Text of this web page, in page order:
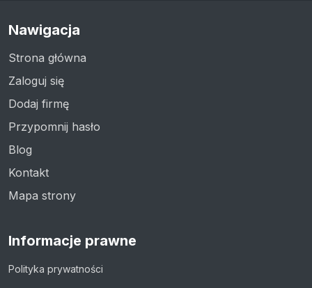
Nawigacja
Strona główna
Zaloguj się
Dodaj firmę
Przypomnij hasło
Blog
Kontakt
Mapa strony
Informacje prawne
Polityka prywatności